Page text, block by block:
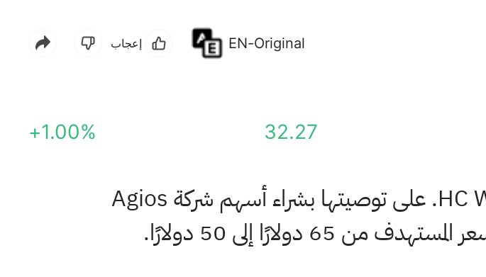
EN-Original إعجاب
32.27
+1.00%
أبقت المحللة إميلي بودنار من شركة HC Wainwright & Co. على توصيتها بشراء أسهم شركة Agios